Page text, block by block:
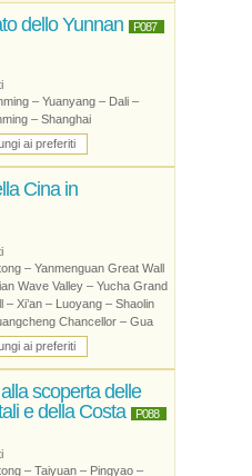
dello Yunnan P087
– Yuanyang – Dali –
– Shanghai
ai preferiti
Cina in
– Yanmenguan Great Wall
Wave Valley – Yucha Grand
Xi’an – Luoyang – Shaolin
Chancellor – Gua
ai preferiti
scoperta delle
e della Costa
P088
– Taiyuan – Pingyao –